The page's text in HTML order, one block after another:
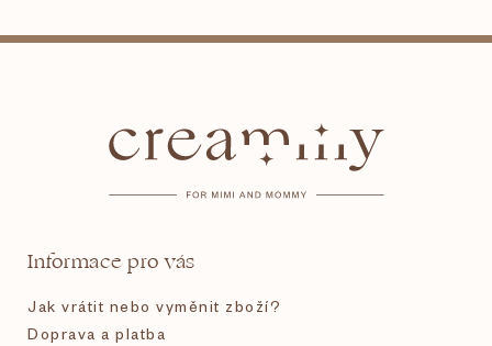
Informace pro vás
Jak vrátit nebo vyměnit zboží?
Doprava a platba